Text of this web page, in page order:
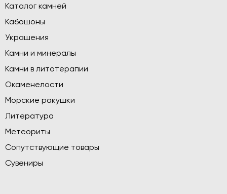
Каталог камней
Кабошоны
Украшения
Камни и минералы
Камни в литотерапии
Окаменелости
Морские ракушки
Литература
Метеориты
Сопутствующие товары
Сувениры